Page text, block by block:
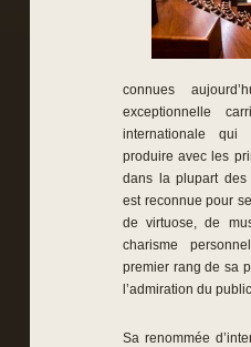
connues
exceptionnelle
internationale
produire avec les
dans la plupart des
est reconnue pour
de virtuose, de
charisme
premier rang de sa
l’admiration du
Sa renommée